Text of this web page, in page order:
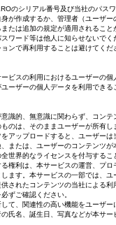
のシリアル番号及び当社のパス
が作成するか、管理者（ユーザ
たは追加の規定が適用されるこ
ワード等は他人に知らせないで
ンで再利用することは避けてくだ
ビスの利用におけるユーザーの
ーザーの個人データを利用でき
識的、無意識に関わらず、コン
のは、そのままユーザーが所有し
アップロードすると、ユーザー
、または、ユーザーのコンテンツ
世界的なライセンスを付与するこ
権利は、本サービスの運営、プ
ます。本サービスの一部では、
されたコンテンツの当社による
ずご確認ください。
て、関連性の高い機能をユーザ
氏名、誕生日、写真などが本サ